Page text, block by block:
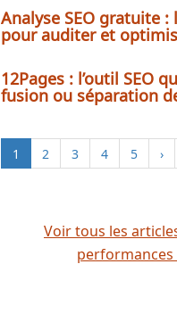
Analyse SEO gratuite
pour auditer et
12Pages : l’outil SEO
fusion ou séparation
1 2 3 4 5 ›
Voir tous les